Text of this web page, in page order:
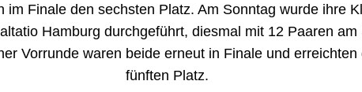
im Finale den sechsten Platz. Am Sonntag wurde ihre
Hamburg durchgeführt, diesmal mit 12 Paaren am
Vorrunde waren beide erneut in Finale und erreichten
fünften Platz.